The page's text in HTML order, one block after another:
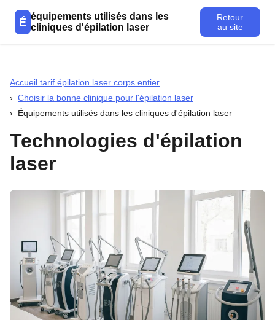
É équipements utilisés dans les
cliniques d'épilation laser
Retour
au site
Accueil tarif épilation laser corps entier
Choisir la bonne clinique pour l'épilation laser
Équipements utilisés dans les cliniques d'épilation laser
Technologies d'épilation
laser